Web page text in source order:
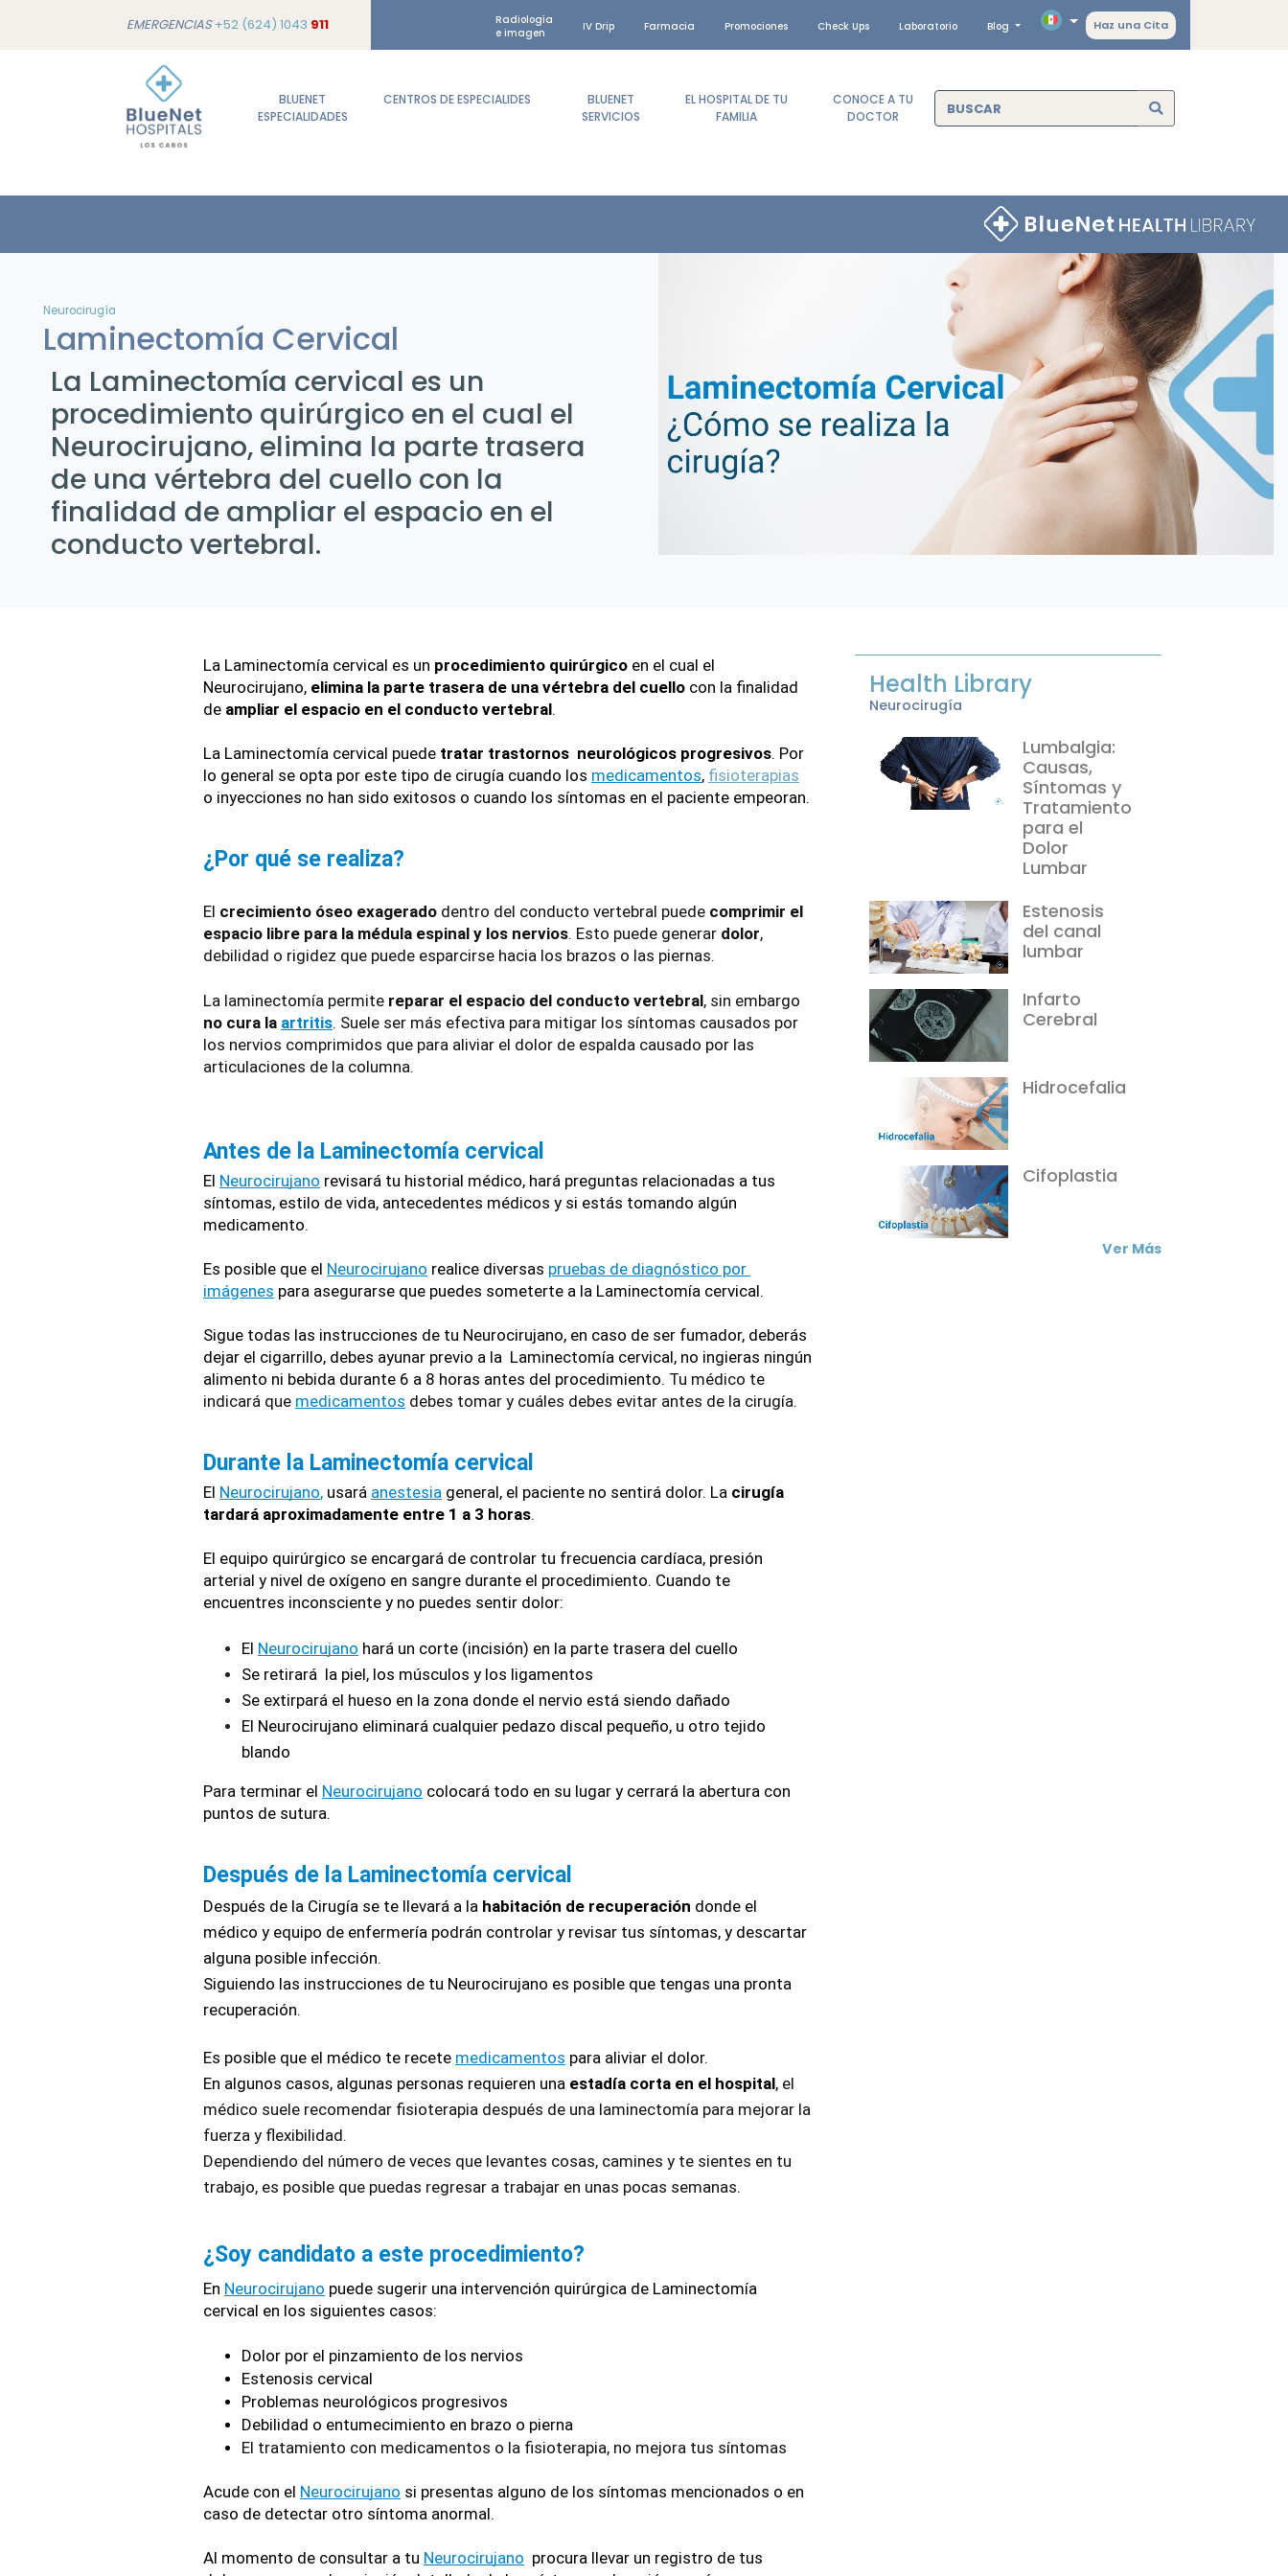
EMERGENCIAS+52 (624) 1043 911
Radiología
e imagen
IV Drip Farmacia Promociones Check Ups Laboratorio Blog Haz una Cita
BLUENET
ESPECIALIDADES
CENTROS DE ESPECIALIDES
BLUENET
SERVICIOS
EL HOSPITAL DE TU
FAMILIA
CONOCE A TU
DOCTOR
Neurocirugía
Laminectomía Cervical
La Laminectomía cervical es un
procedimiento quirúrgico en el cual el
Neurocirujano, elimina la parte trasera
de una vértebra del cuello con la
finalidad de ampliar el espacio en el
conducto vertebral.
La Laminectomía cervical es un procedimiento quirúrgico en el cual el
Neurocirujano, elimina la parte trasera de una vértebra del cuello con la finalidad
de ampliar el espacio en el conducto vertebral.
La Laminectomía cervical puede tratar trastornos  neurológicos progresivos. Por
lo general se opta por este tipo de cirugía cuando los medicamentos, fisioterapias
o inyecciones no han sido exitosos o cuando los síntomas en el paciente empeoran.
¿Por qué se realiza?
El crecimiento óseo exagerado dentro del conducto vertebral puede comprimir el
espacio libre para la médula espinal y los nervios. Esto puede generar dolor,
debilidad o rigidez que puede esparcirse hacia los brazos o las piernas.
La laminectomía permite reparar el espacio del conducto vertebral
no cura la artritis. Suele ser más efectiva para mitigar los síntomas causados por
los nervios comprimidos que para aliviar el dolor de espalda causado por las
articulaciones de la columna.
Antes de la Laminectomía cervical
El Neurocirujano revisará tu historial médico, hará preguntas relacionadas a tus
síntomas, estilo de vida, antecedentes médicos y si estás tomando algún
medicamento.
Es posible que el Neurocirujano realice diversas pruebas de diagnóstico por
imágenes para asegurarse que puedes someterte a la Laminectomía cervical.
Sigue todas las instrucciones de tu Neurocirujano, en caso de ser fumador, deberás
dejar el cigarrillo, debes ayunar previo a la  Laminectomía cervical, no ingieras ningún
alimento ni bebida durante 6 a 8 horas antes del procedimiento. Tu médico te
indicará que medicamentos debes tomar y cuáles debes evitar antes de la cirugía.
Durante la Laminectomía cervical
El Neurocirujano, usará anestesia general, el paciente no sentirá dolor. La cirugía
tardará aproximadamente entre 1 a 3 horas.
El equipo quirúrgico se encargará de controlar tu frecuencia cardíaca, presión
arterial y nivel de oxígeno en sangre durante el procedimiento. Cuando te
encuentres inconsciente y no puedes sentir dolor:
El Neurocirujano hará un corte (incisión) en la parte trasera del cuello
Se retirará  la piel, los músculos y los ligamentos
Se extirpará el hueso en la zona donde el nervio está siendo dañado
El Neurocirujano eliminará cualquier pedazo discal pequeño, u otro tejido
blando
Para terminar el Neurocirujano colocará todo en su lugar y cerrará la abertura con
puntos de sutura.
Después de la Laminectomía cervical
Después de la Cirugía se te llevará a la habitación de recuperación donde el
médico y equipo de enfermería podrán controlar y revisar tus síntomas, y descartar
alguna posible infección.
Siguiendo las instrucciones de tu Neurocirujano es posible que tengas una pronta
recuperación.
Es posible que el médico te recete medicamentos para aliviar el dolor.
En algunos casos, algunas personas requieren una estadía corta en el hospital, el
médico suele recomendar fisioterapia después de una laminectomía para mejorar la
fuerza y flexibilidad.
Dependiendo del número de veces que levantes cosas, camines y te sientes en tu
trabajo, es posible que puedas regresar a trabajar en unas pocas semanas.
¿Soy candidato a este procedimiento?
En Neurocirujano puede sugerir una intervención quirúrgica de Laminectomía
cervical en los siguientes casos:
Dolor por el pinzamiento de los nervios
Estenosis cervical
Problemas neurológicos progresivos
Debilidad o entumecimiento en brazo o pierna
El tratamiento con medicamentos o la fisioterapia, no mejora tus síntomas
Acude con el Neurocirujano si presentas alguno de los síntomas mencionados o en
caso de detectar otro síntoma anormal.
Al momento de consultar a tu Neurocirujano procura llevar un registro de tus
Health Library
Neurocirugía
Lumbalgia:
Causas,
Síntomas y
Tratamiento
para el
Dolor
Lumbar
Estenosis
del canal
lumbar
Infarto
Cerebral
Hidrocefalia
Cifoplastia
Ver Más